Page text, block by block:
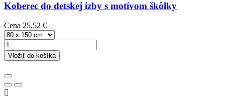
Koberec do detskej izby s motívom škôlky
Cena 25,52 €
Vložiť do košíka
